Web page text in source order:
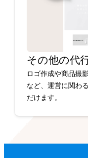
その他の代
ロゴ作成や商品撮
など、運営に関わ
だけます。